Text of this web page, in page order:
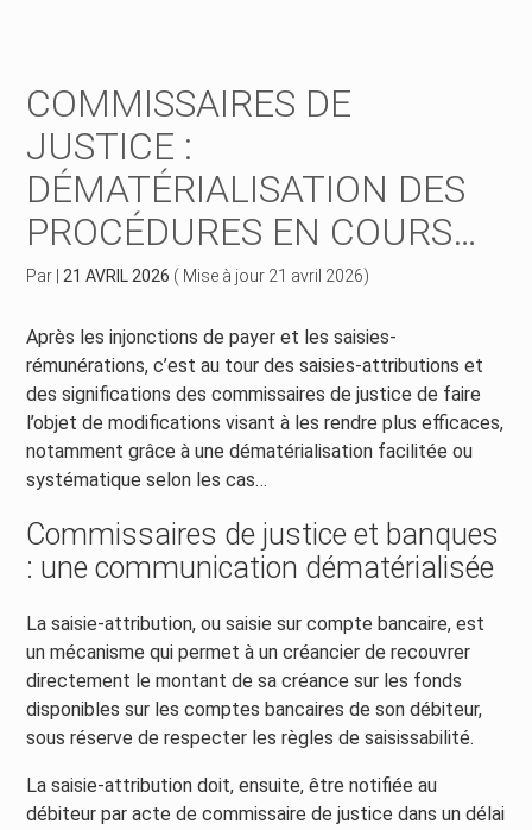
Développer votre entreprise
Construire votre patrimoine
Gérer vos ressources humaines
Dématérialiser vos documents
COMMISSAIRES DE
JUSTICE :
DÉMATÉRIALISATION DES
PROCÉDURES EN COURS…
Par 21 AVRIL 2026 ( Mise à jour 21 avril 2026)
Après les injonctions de payer et les saisies-
rémunérations, c’est au tour des saisies-attributions et
des significations des commissaires de justice de faire
l’objet de modifications visant à les rendre plus efficaces,
notamment grâce à une dématérialisation facilitée ou
systématique selon les cas…
Commissaires de justice et banques
: une communication dématérialisée
La saisie-attribution, ou saisie sur compte bancaire, est
un mécanisme qui permet à un créancier de recouvrer
directement le montant de sa créance sur les fonds
disponibles sur les comptes bancaires de son débiteur,
sous réserve de respecter les règles de saisissabilité.
La saisie-attribution doit, ensuite, être notifiée au
débiteur par acte de commissaire de justice dans un délai